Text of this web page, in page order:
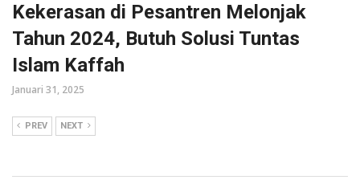
Kekerasan di Pesantren Melonjak
Tahun 2024, Butuh Solusi Tuntas
Islam Kaffah
Januari 31, 2025
PREV NEXT